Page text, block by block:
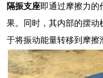
隔振支座即通过摩擦力的
果。同时，其内部的摆动
于将振动能量转移到摩擦